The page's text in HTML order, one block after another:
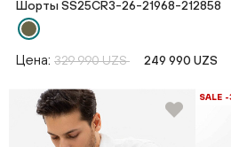
Шорты SS25CR3-26-21968-212858
Цена: 329 990 UZS 249 990 UZS
SALE